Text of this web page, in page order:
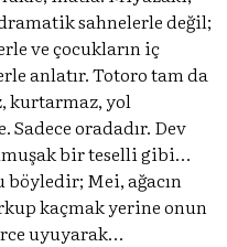
sahnelerle değil;
ve çocukların iç
anlatır. Totoro tam da
kurtarmaz, yol
oradadır. Dev
bir teselli gibi…
böyledir; Mei, ağacın
kaçmak yerine onun
uyuyarak…